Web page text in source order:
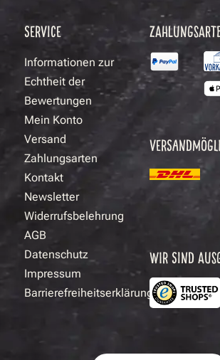
SERVICE
Informationen zur
Echtheit der
Bewertungen
Mein Konto
Versand
Zahlungsarten
Kontakt
Newsletter
Widerrufsbelehrung
AGB
Datenschutz
Impressum
Barrierefreiheitserklärung
WIR SIND